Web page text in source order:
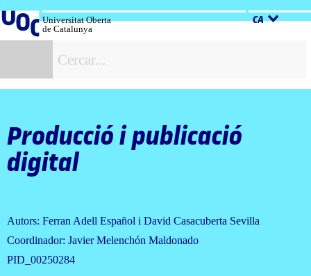
al
contingut
Universitat Oberta
de Catalunya
CA
Producció i publicació
digital
Autors: Ferran Adell Español i David Casacuberta Sevilla
Coordinador: Javier Melenchón Maldonado
PID_00250284